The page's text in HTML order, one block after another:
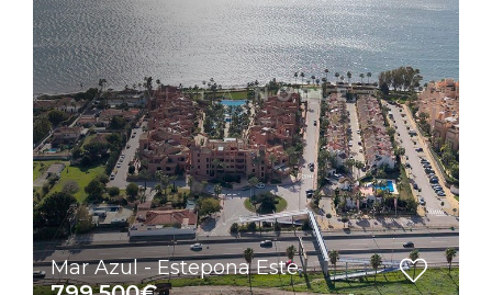
Mar Azul - Estepona Este